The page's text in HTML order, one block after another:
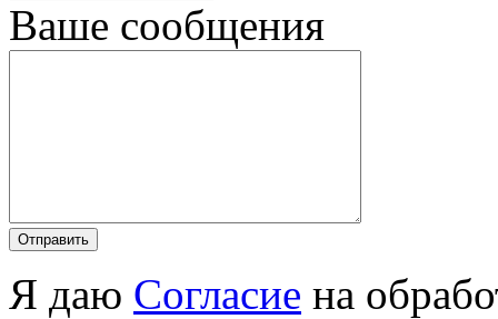
Ваше сообщения
Я даю Согласие на